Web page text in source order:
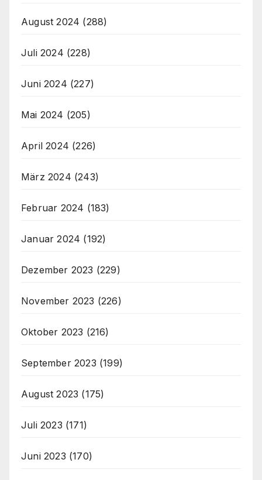
August 2024 (288)
Juli 2024 (228)
Juni 2024 (227)
Mai 2024 (205)
April 2024 (226)
März 2024 (243)
Februar 2024 (183)
Januar 2024 (192)
Dezember 2023 (229)
November 2023 (226)
Oktober 2023 (216)
September 2023 (199)
August 2023 (175)
Juli 2023 (171)
Juni 2023 (170)